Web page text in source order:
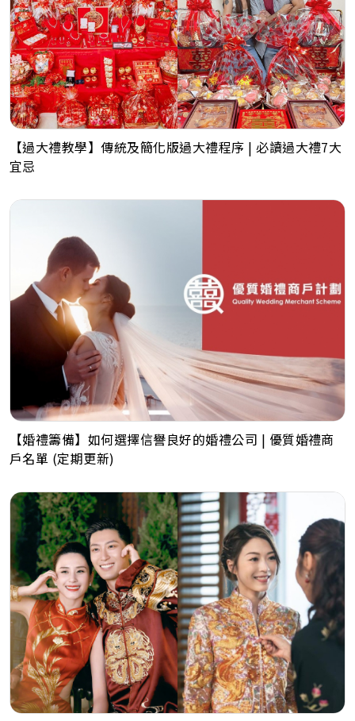
【過大禮教學】傳統及簡化版過大禮程序 | 必讀過大禮7大
宜忌
【婚禮籌備】如何選擇信譽良好的婚禮公司 | 優質婚禮商
戶名單 (定期更新)